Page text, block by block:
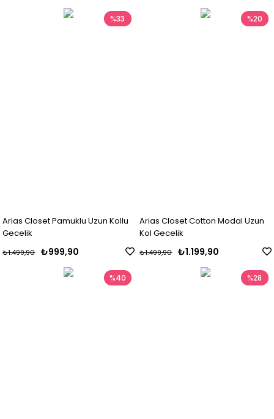
Arias Closet Pamuklu Uzun Kollu
Gecelik
₺999,90
₺1.499,90
%33
Arias Closet Cotton Modal Uzun
Kol Gecelik
₺1.199,90
₺1.499,90
%20
%40 %28